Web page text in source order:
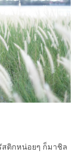
ติกหน่อยๆ ก็มาชิล